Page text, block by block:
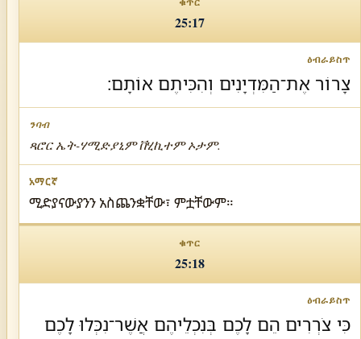
25:17
צָרוֹר אֶת־הַמִּדְיָנִים וְהִכִּיתֶם אוֹתָם׃
ጻሮር ኤት-ሃሚድያኒም ቨሂኪተም ኦታም.
ሚድያናውያንን አስጨንቋቸው፣ ምቷቸውም።
25:18
כִּי צֹרְרִים הֵם לָכֶם בְּנִכְלֵיהֶם אֲשֶׁר־נִכְּלוּ לָכֶם